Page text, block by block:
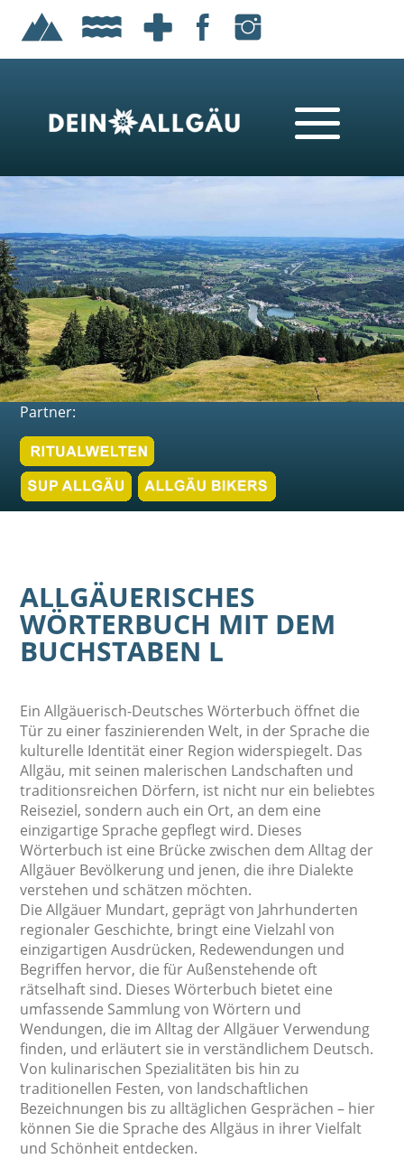
Partner:
ALLGÄUERISCHES
WÖRTERBUCH MIT DEM
BUCHSTABEN L
Ein Allgäuerisch-Deutsches Wörterbuch öffnet die
Tür zu einer faszinierenden Welt, in der Sprache die
kulturelle Identität einer Region widerspiegelt. Das
Allgäu, mit seinen malerischen Landschaften und
traditionsreichen Dörfern, ist nicht nur ein beliebtes
Reiseziel, sondern auch ein Ort, an dem eine
einzigartige Sprache gepflegt wird. Dieses
Wörterbuch ist eine Brücke zwischen dem Alltag der
Allgäuer Bevölkerung und jenen, die ihre Dialekte
verstehen und schätzen möchten.
Die Allgäuer Mundart, geprägt von Jahrhunderten
regionaler Geschichte, bringt eine Vielzahl von
einzigartigen Ausdrücken, Redewendungen und
Begriffen hervor, die für Außenstehende oft
rätselhaft sind. Dieses Wörterbuch bietet eine
umfassende Sammlung von Wörtern und
Wendungen, die im Alltag der Allgäuer Verwendung
finden, und erläutert sie in verständlichem Deutsch.
Von kulinarischen Spezialitäten bis hin zu
traditionellen Festen, von landschaftlichen
Bezeichnungen bis zu alltäglichen Gesprächen – hier
können Sie die Sprache des Allgäus in ihrer Vielfalt
und Schönheit entdecken.